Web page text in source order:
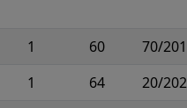
1 60
70/
1 64
20/